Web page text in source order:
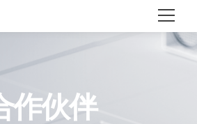
作伙伴